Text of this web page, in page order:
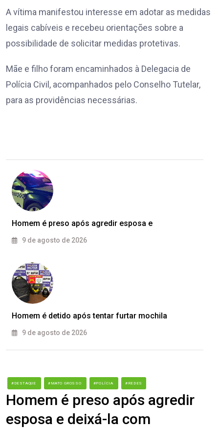
A vítima manifestou interesse em adotar as medidas
legais cabíveis e recebeu orientações sobre a
possibilidade de solicitar medidas protetivas.
Mãe e filho foram encaminhados à Delegacia de
Polícia Civil, acompanhados pelo Conselho Tutelar,
para as providências necessárias.
Homem é preso após agredir esposa e
9 de agosto de 2026
Homem é detido após tentar furtar mochila
9 de agosto de 2026
#DESTAQUE #MATO GROSSO #POLÍCIA #REDES
Homem é preso após agredir
esposa e deixá-la com